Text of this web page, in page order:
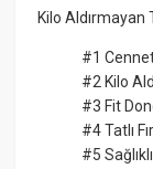
Kilo
#1
#2 Kilo
#3 Fit
#4 Tatlı
#5